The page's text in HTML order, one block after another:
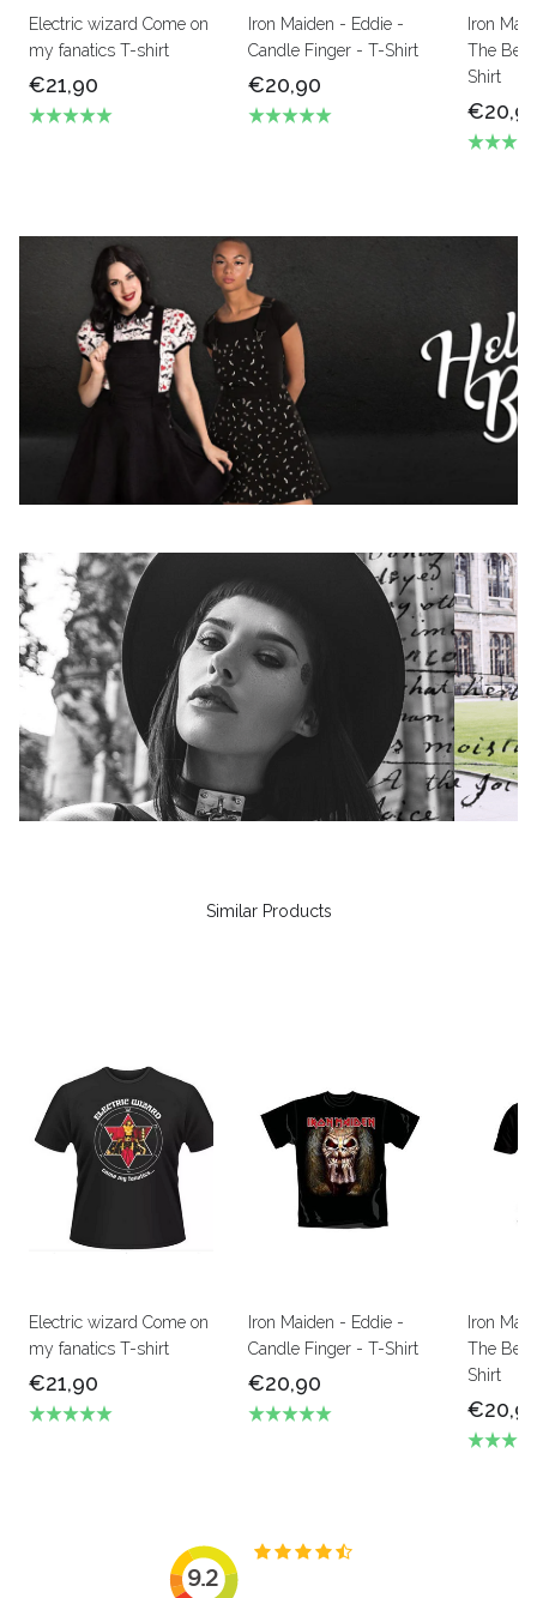
Electric wizard Come on
my fanatics T-shirt
€21,90
Iron Maiden - Eddie -
Candle Finger - T-Shirt
€20,90
Iron
The
Shirt
Similar Products
Electric wizard Come on
my fanatics T-shirt
€21,90
Iron Maiden - Eddie -
Candle Finger - T-Shirt
€20,90
Iron
The
Shirt